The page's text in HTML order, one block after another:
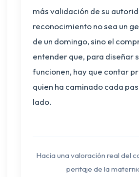
más validación de su
reconocimiento no sea un
de un domingo, sino el
entender que, para diseñar
funcionen, hay que contar
quien ha caminado cada
lado.
Hacia una valoración real del
peritaje de la